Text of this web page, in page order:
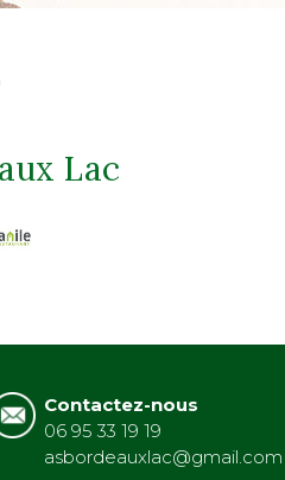
Lac
Contactez-nous
06 95 33 19 19
asbordeauxlac@gmail.com